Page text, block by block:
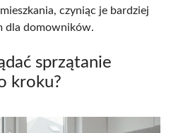
czyniąc je bardziej
dla domowników.
sprzątanie
kroku?